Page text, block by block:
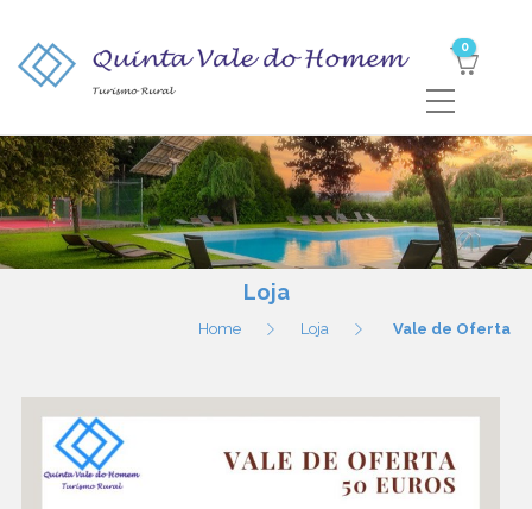
0
Loja
Home Loja Vale de Oferta